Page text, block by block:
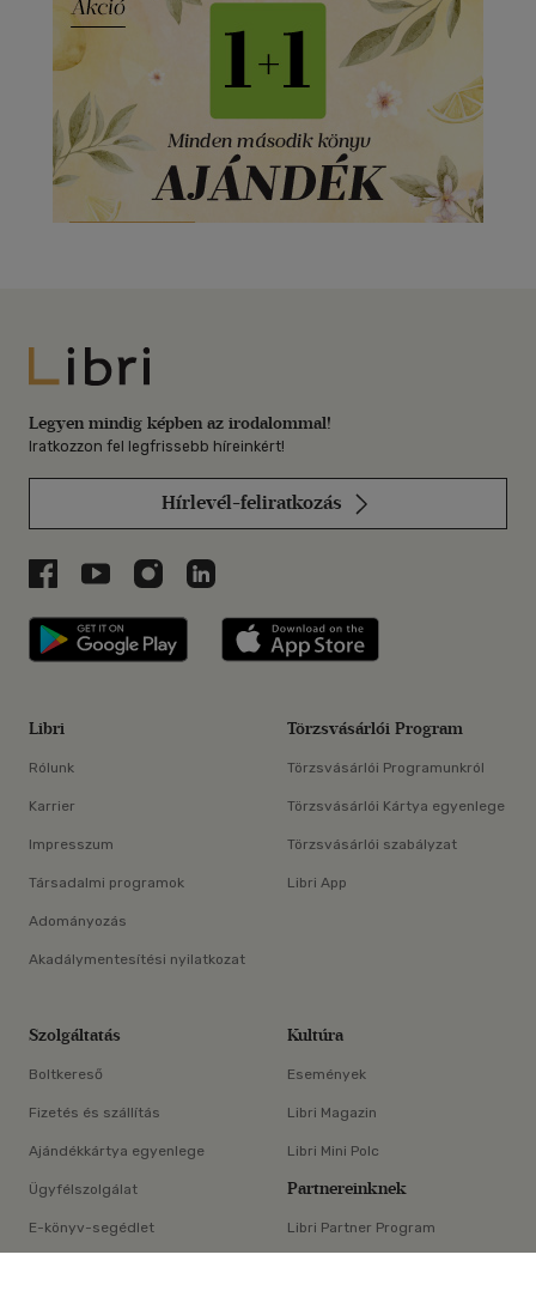
×
Libri
Legyen mindig képben az irodalommal!
Iratkozzon fel legfrissebb híreinkért!
Hírlevél-feliratkozás
Libri a Facebookon
Libri a Youtube-on
Libri az Instagramon
Libri a LinkedInen
Libri applikáció Szerezd meg: Google
Libri
Rólunk
Karrier
Impresszum
Társadalmi programok
Adományozás
Akadálymentesítési nyilatkozat
Törzsvásárlói Program
Törzsvásárlói Programunkról
Törzsvásárlói Kártya egyenlege
Törzsvásárlói szabályzat
Libri App
Szolgáltatás
Boltkereső
Fizetés és szállítás
Ajándékkártya egyenlege
Ügyfélszolgálat
E-könyv-segédlet
Kultúra
Események
Libri Magazin
Libri Mini Polc
Partnereinknek
Libri Partner Program